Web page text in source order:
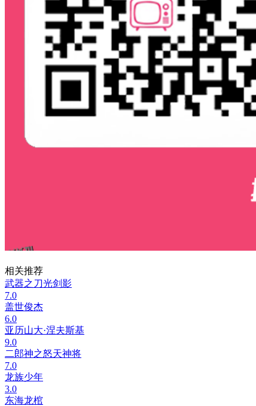
相关推荐
武器之刀光剑影
7.0
盖世俊杰
6.0
亚历山大·涅夫斯基
9.0
二郎神之怒天神将
7.0
龙族少年
3.0
东海龙棺